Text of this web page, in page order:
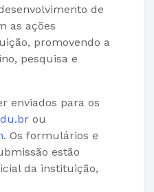
de
as ações
promovendo a
pesquisa e
enviados para os
ou
. Os formulários e
estão
da instituição,